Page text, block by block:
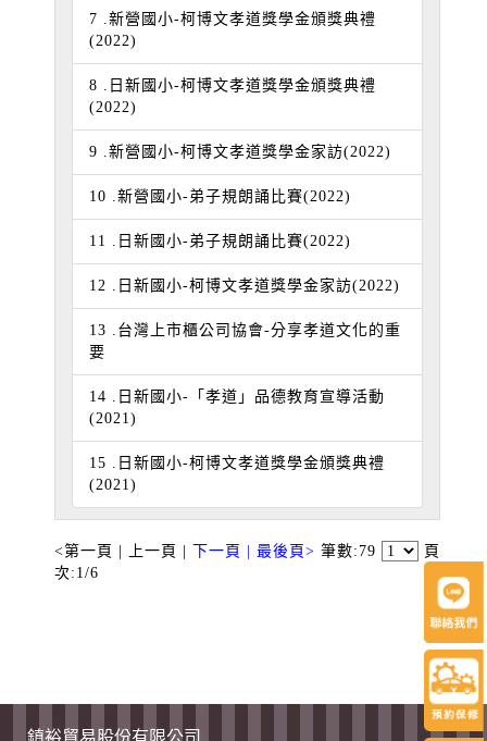
7 .新營國小-柯博文孝道獎學金頒獎典禮
(2022)
8 .日新國小-柯博文孝道獎學金頒獎典禮
(2022)
9 .新營國小-柯博文孝道獎學金家訪(2022)
10 .新營國小-弟子規朗誦比賽(2022)
11 .日新國小-弟子規朗誦比賽(2022)
12 .日新國小-柯博文孝道獎學金家訪(2022)
13 .台灣上市櫃公司協會-分享孝道文化的重
要
14 .日新國小-「孝道」品德教育宣導活動
(2021)
15 .日新國小-柯博文孝道獎學金頒獎典禮
(2021)
<第一頁 | 上一頁 | 下一頁 | 最後頁> 筆數:79
頁
次:1/6
鎮裕貿易股份有限公司